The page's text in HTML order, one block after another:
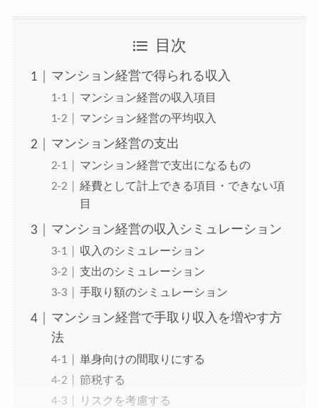
目次
マンション経営で得られる収入
マンション経営の収入項目
マンション経営の平均収入
マンション経営の支出
マンション経営で支出になるもの
経費として計上できる項目・できない項
目
マンション経営の収入シミュレーション
収入のシミュレーション
支出のシミュレーション
手取り額のシミュレーション
マンション経営で手取り収入を増やす方
法
単身向けの間取りにする
節税する
リスクを考慮する